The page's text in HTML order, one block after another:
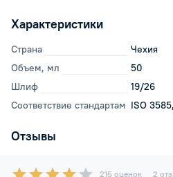
Характеристики
Страна
Чехия
Объем, мл
50
Шлиф
19/26
Соответствие стандартам ISO
Отзывы
215 оценок 2